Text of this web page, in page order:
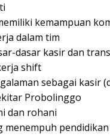
kemampuan
dalam tim
dasar kasir dan
shift
sebagai kasir
Probolinggo
dan rohani
menempuh pendidikan